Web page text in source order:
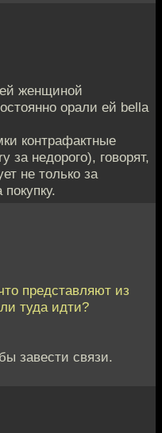
женщиной
орали ей bella
контрафактные
за недорого), говорят,
не только за
представляют из
туда идти?
завести связи.